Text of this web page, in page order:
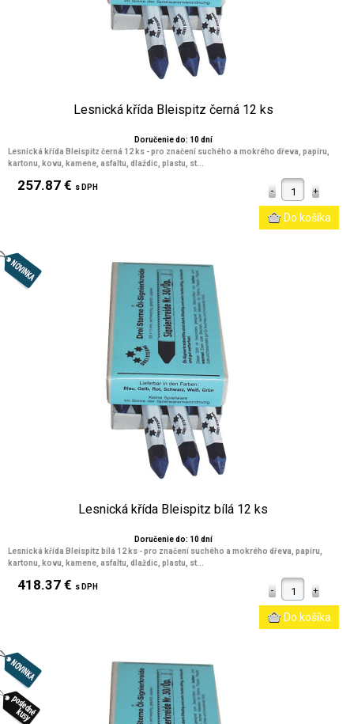
Lesnická křída Bleispitz černá 12 ks
Doručenie do: 10 dní
Lesnická křída Bleispitz černá 12 ks - pro značení suchého a mokrého dřeva, papíru,
kartonu, kovu, kamene, asfaltu, dlaždic, plastu, st...
257.87 € s DPH
Lesnická křída Bleispitz bílá 12 ks
Doručenie do: 10 dní
Lesnická křída Bleispitz bílá 12 ks - pro značení suchého a mokrého dřeva, papíru,
kartonu, kovu, kamene, asfaltu, dlaždic, plastu, st...
418.37 € s DPH